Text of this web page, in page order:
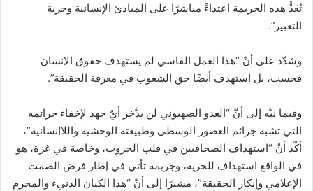
تُعَدُّ هذه الجريمة اعتداءً مباشرًا على المبادئ الإنسانية وحرية
التعبير”.
وشدّد على أنّ “هذا العمل القاسي لم يستهدف حقوق الإنسان
فحسب، بل استهدف أيضًا حق الشعوب في معرفة الحقيقة”.
وفيما نبّه إلى أنّ “العدو الصهيوني لن يدَّخر أيّ جهد لإخفاء جرائمه
التي تشبه جرائم العصور الوسطى وطبيعته الوحشية واللاإنسانية”،
أكّد أنّ “استهداف الصحافيين في قلب الحروب، وخاصة في غزة، هو
في الواقع استهداف للحرية، وجريمة تأتي في إطار فرض الصمت
الإعلامي وإنكار الحقيقة”، مشيرًا إلى أنّ “هذا الکیان الدنيء والمجرم